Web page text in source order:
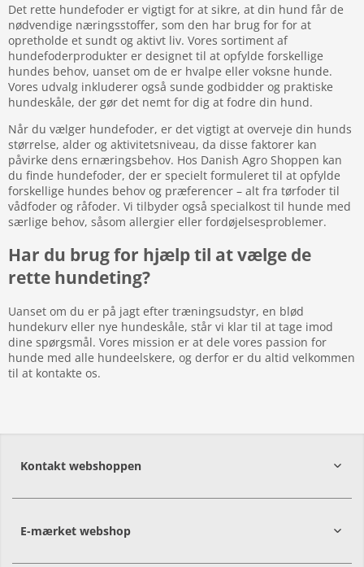
Det rette hundefoder er vigtigt for at sikre, at din hund får de
nødvendige næringsstoffer, som den har brug for for at
opretholde et sundt og aktivt liv. Vores sortiment af
hundefoderprodukter er designet til at opfylde forskellige
hundes behov, uanset om de er hvalpe eller voksne hunde.
Vores udvalg inkluderer også sunde godbidder og praktiske
hundeskåle, der gør det nemt for dig at fodre din hund.
Når du vælger hundefoder, er det vigtigt at overveje din hunds
størrelse, alder og aktivitetsniveau, da disse faktorer kan
påvirke dens ernæringsbehov. Hos Danish Agro Shoppen kan
du finde hundefoder, der er specielt formuleret til at opfylde
forskellige hundes behov og præferencer – alt fra tørfoder til
vådfoder og råfoder. Vi tilbyder også specialkost til hunde med
særlige behov, såsom allergier eller fordøjelsesproblemer.
Har du brug for hjælp til at vælge de
rette hundeting?
Uanset om du er på jagt efter træningsudstyr, en blød
hundekurv eller nye hundeskåle, står vi klar til at tage imod
dine spørgsmål. Vores mission er at dele vores passion for
hunde med alle hundeelskere, og derfor er du altid velkommen
til at kontakte os.
Kontakt webshoppen
E-mærket webshop